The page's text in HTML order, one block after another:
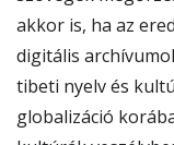
akkor is, ha az
digitális
tibeti nyelv és
globalizáció